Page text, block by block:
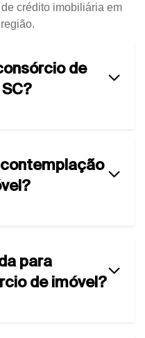
crédito imobiliária em
de
para
de imóvel?